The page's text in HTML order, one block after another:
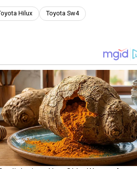
Hilux Toyota Sw4